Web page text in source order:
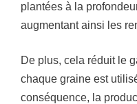
plantées à la
augmentant ainsi les
De plus, cela réduit le
chaque graine est
conséquence, la